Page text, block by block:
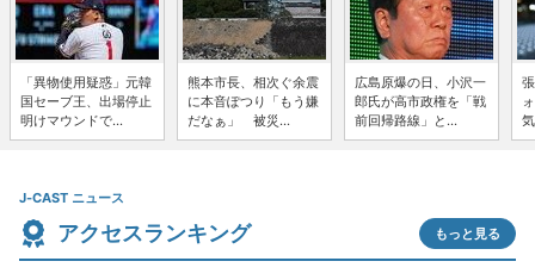
「異物使用疑惑」元韓
国セーブ王、出場停止
明けマウンドで...
熊本市長、相次ぐ余震
に本音ぽつり「もう嫌
だなぁ」 被災...
広島原爆の日、小沢一
郎氏が高市政権を「戦
前回帰路線」と...
J-CAST ニュース
アクセスランキング もっと見る